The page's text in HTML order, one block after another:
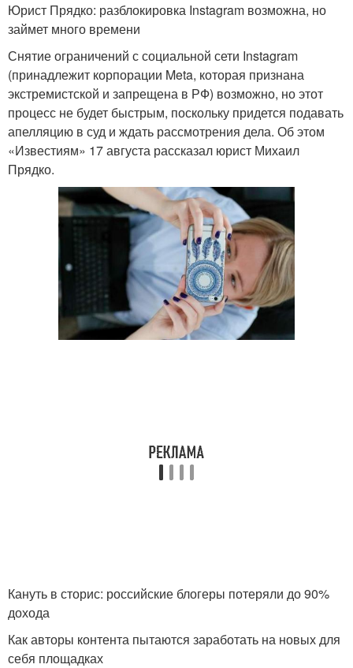
Юрист Прядко: разблокировка Instagram возможна, но
займет много времени
Снятие ограничений с социальной сети Instagram
(принадлежит корпорации Meta, которая признана
экстремистской и запрещена в РФ) возможно, но этот
процесс не будет быстрым, поскольку придется подавать
апелляцию в суд и ждать рассмотрения дела. Об этом
«Известиям» 17 августа рассказал юрист Михаил
Прядко.
Кануть в сторис: российские блогеры потеряли до 90%
дохода
Как авторы контента пытаются заработать на новых для
себя площадках